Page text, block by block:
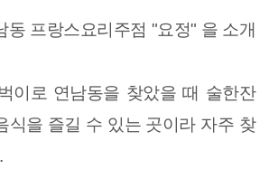
동 프랑스요리주점 "요정" 을 소개
이로 연남동을 찾았을 때 술한잔
식을 즐길 수 있는 곳이라 자주 찾